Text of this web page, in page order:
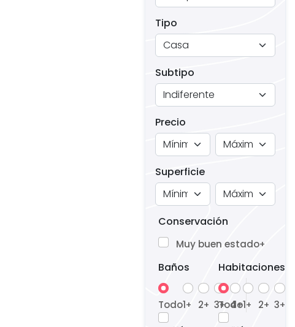
Tipo
Subtipo
Precio
Superficie
Conservación
Muy buen estado+
Baños
Todo1+ 2+ 3+ 4+
Habitaciones
Todo1+ 2+ 3+